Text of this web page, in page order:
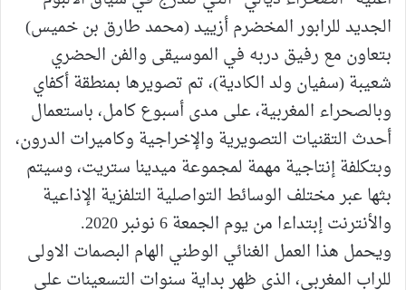
الجديد للرابور المخضرم أزييد (محمد طارق بن خميس)
بتعاون مع رفيق دربه في الموسيقى والفن الحضري
شعيبة (سفيان ولد الكادية)، تم تصويرها بمنطقة أكفاي
وبالصحراء المغربية، على مدى أسبوع كامل، باستعمال
أحدث التقنيات التصويرية والإخراجية وكاميرات الدرون،
وبتكلفة إنتاجية مهمة لمجموعة ميدينا ستريت، وسيتم
بثها عبر مختلف الوسائط التواصلية التلفزية الإذاعية
والأنترنت إبتداءا من يوم الجمعة 6 نونبر 2020.
ويحمل هذا العمل الغنائي الوطني الهام البصمات الاولى
للراب المغربي، الذي ظهر بداية سنوات التسعينات على